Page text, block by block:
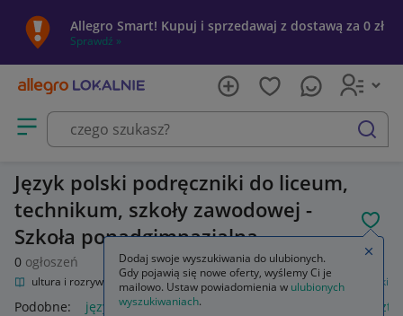
Allegro Smart! Kupuj i sprzedawaj z dostawą za 0 zł
Sprawdź »
Otwórz menu z kategoriami
szukaj
Język polski podręczniki do liceum,
technikum, szkoły zawodowej -
Szkoła ponadgimnazjalna
0 ogłoszeń
Kultura i rozrywka Podręczniki szkolne Szkoła średnia Język polski
Podobne: język polski zeszyt język polski język polski 1
Dodaj swoje wyszukiwania do ulubionych.
Gdy pojawią się nowe oferty, wyślemy Ci je
mailowo. Ustaw powiadomienia w ulubionych
wyszukiwaniach.